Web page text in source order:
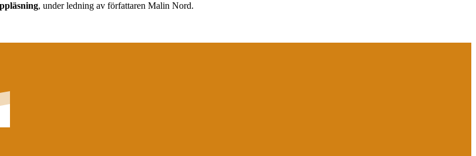
, under ledning av författaren Malin Nord.